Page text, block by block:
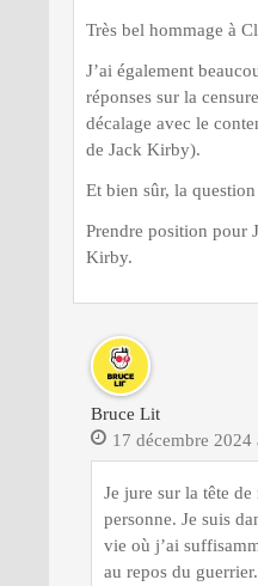
Très bel hommage à
J’ai également
réponses sur la
décalage avec le
de Jack Kirby).
Et bien sûr, la
Prendre position pour
Kirby.
Bruce Lit
17 décembre
Je jure sur la tête
personne. Je suis
vie où j’ai
au repos du guerrier.